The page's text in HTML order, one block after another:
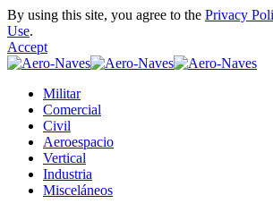
By using this site, you agree to the Privacy
Use.
Accept
Militar
Comercial
Civil
Aeroespacio
Vertical
Industria
Misceláneos